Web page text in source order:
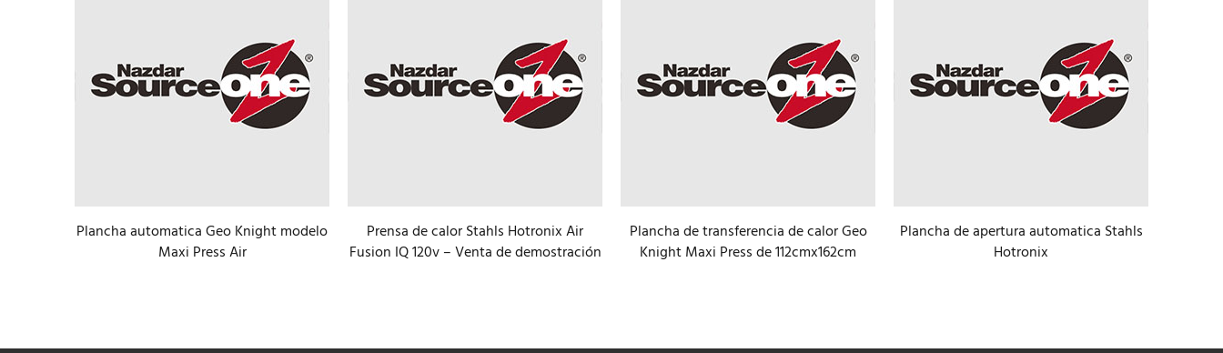
Plancha automatica Geo Knight modelo
Maxi Press Air
Prensa de calor Stahls Hotronix Air
Fusion IQ 120v – Venta de demostración
Plancha de transferencia de calor Geo
Knight Maxi Press de 112cmx162cm
Plancha de apertura automatica Stahls
Hotronix